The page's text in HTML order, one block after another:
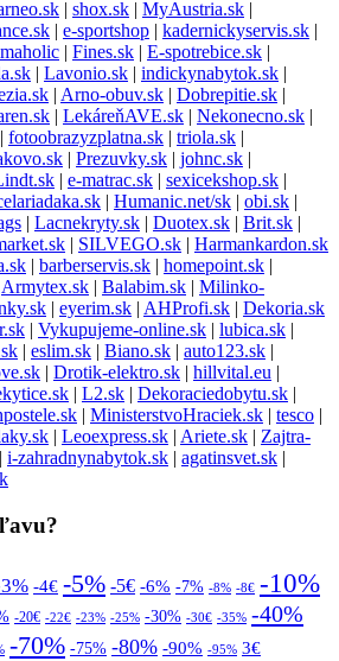
| shox.sk | MyAustria.sk |
| e-sportshop | kadernickyservis.sk |
| Fines.sk | E-spotrebice.sk |
| Lavonio.sk | indickynabytok.sk |
| Arno-obuv.sk | Dobrepitie.sk |
| LekáreňAVE.sk | Nekonecno.sk |
| fotoobrazyzplatna.sk | triola.sk |
| Prezuvky.sk | johnc.sk |
| e-matrac.sk | sexicekshop.sk |
| Humanic.net/sk | obi.sk |
| Lacnekryty.sk | Duotex.sk | Brit.sk |
| SILVEGO.sk | Harmankardon.sk
| barberservis.sk | homepoint.sk |
Armytex.sk | Balabim.sk | Milinko-
| eyerim.sk | AHProfi.sk | Dekoria.sk
| Vykupujeme-online.sk | lubica.sk |
| eslim.sk | Biano.sk | auto123.sk |
| Drotik-elektro.sk | hillvital.eu |
| L2.sk | Dekoraciedobytu.sk |
| MinisterstvoHraciek.sk | tesco |
| Leoexpress.sk | Ariete.sk | Zajtra-
| i-zahradnynabytok.sk | agatinsvet.sk |
-4€ -5% -5€ -6% -7% -8% -8€ -10%
-20€ -22€ -23% -25% -30% -30€ -35% -40%
-70% -75% -80% -90% -95% 3€